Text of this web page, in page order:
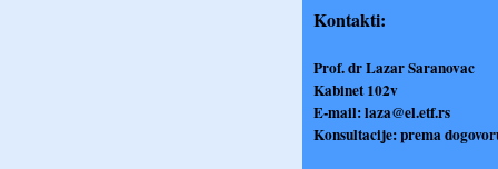
Kontakti:
Prof. dr Lazar Saranovac
Kabinet 102v
E-mail:laza@el.etf.rs
Konsultacije: prema